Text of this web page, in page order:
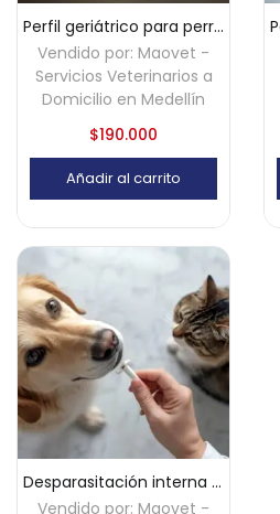
Perfil geriátrico para perros y gatos a domicilio – Medellín
Vendido por: Maovet -
Servicios Veterinarios a
Domicilio en Medellín
$190.000
Añadir al carrito
Desparasitación interna perros y gatos a domicilio – Medellín
Vendido por: Maovet -